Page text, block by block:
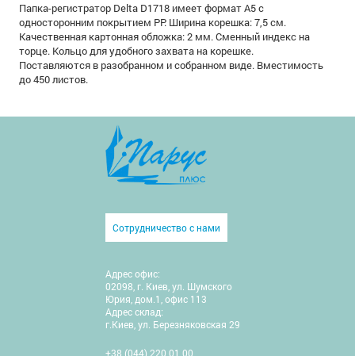
Папка-регистратор Delta D1718 имеет формат А5 с
односторонним покрытием РР. Ширина корешка: 7,5 см.
Качественная картонная обложка: 2 мм. Сменный индекс на
торце. Кольцо для удобного захвата на корешке.
Поставляются в разобранном и собранном виде. Вместимость
до 450 листов.
Сотрудничество с нами
Адрес офис:
02098, г. Киев, ул. Шумского
Юрия, дом.1, офис 113
Адрес склад:
г.Киев, ул. Березняковская 29
+38 (044) 220 01 00